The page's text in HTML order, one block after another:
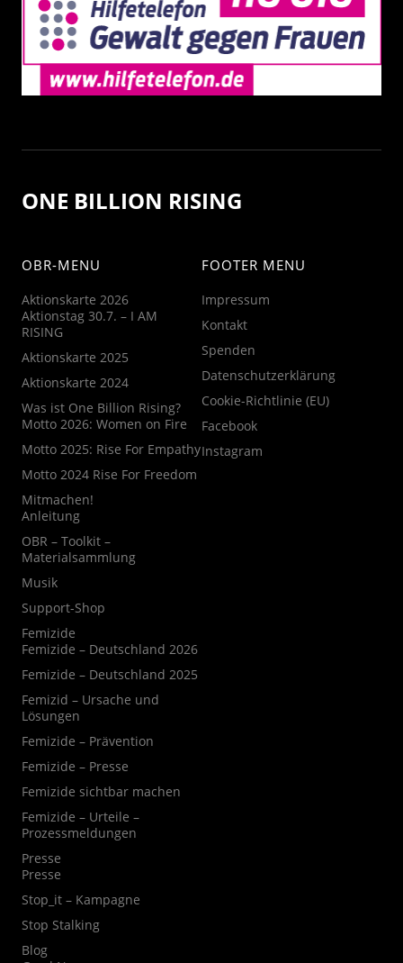
ONE BILLION RISING
OBR-MENU
Aktionskarte 2026
Aktionstag 30.7. – I AM
RISING
Aktionskarte 2025
Aktionskarte 2024
Was ist One Billion Rising?
Motto 2026: Women on Fire
Motto 2025: Rise For Empathy
Motto 2024 Rise For Freedom
Mitmachen!
Anleitung
OBR – Toolkit –
Materialsammlung
Musik
Support-Shop
Femizide
Femizide – Deutschland 2026
Femizide – Deutschland 2025
Femizid – Ursache und
Lösungen
Femizide – Prävention
Femizide – Presse
Femizide sichtbar machen
Femizide – Urteile –
Prozessmeldungen
Presse
Presse
Stop_it – Kampagne
Stop Stalking
Blog
FOOTER MENU
Impressum
Kontakt
Spenden
Datenschutzerklärung
Cookie-Richtlinie (EU)
Facebook
Instagram